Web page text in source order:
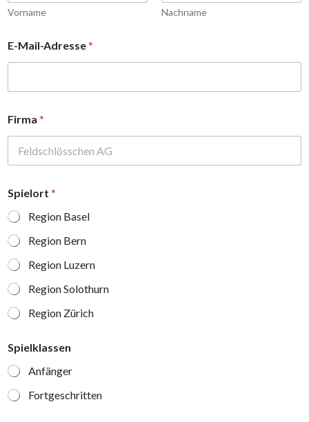
Vorname Nachname
E-Mail-Adresse*
S
p
e
o
r
t
N
a
e
Firma *
Spielort *
Region Basel
Region Bern
Region Luzern
Region Solothurn
Region Zürich
Spielklassen
Anfänger
Fortgeschritten